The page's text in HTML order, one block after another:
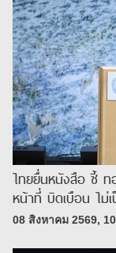
ไทยยื่นหนังสือ ชี้ ท
หน้าที่ บิดเบือน ไม่
08 สิงหาคม 2569,